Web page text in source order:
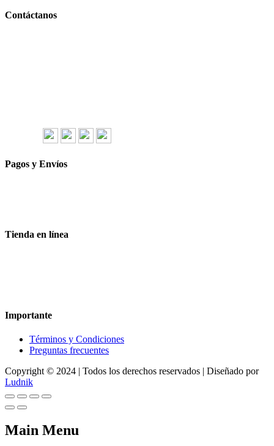
Contáctanos
Pagos y Envíos
Tienda en línea
Importante
Términos y Condiciones
Preguntas frecuentes
Copyright © 2024 | Todos los derechos reservados | Diseñado por
Ludnik
Main Menu